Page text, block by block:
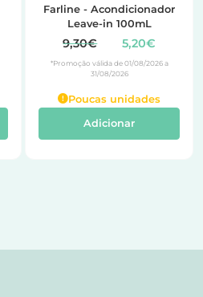
Farline - Acondicionador
Leave-in 100mL
9,30€ 5,20€
*Promoção válida de 01/08/2026 a
31/08/2026
Poucas unidades
Adicionar